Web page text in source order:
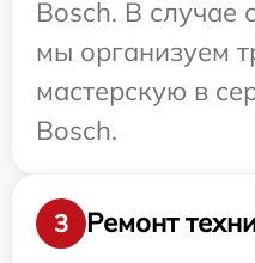
Bosch. В случае
мы организуем
мастерскую в
Bosch.
3
Ремонт